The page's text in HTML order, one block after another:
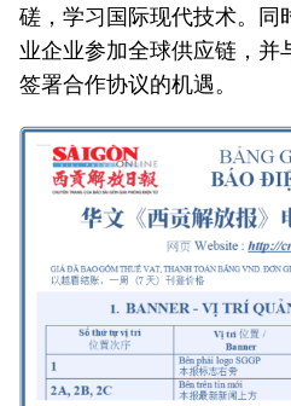
磋，学习国际现代技术。同
业企业参加全球供应链，
签署合作协议的机遇。